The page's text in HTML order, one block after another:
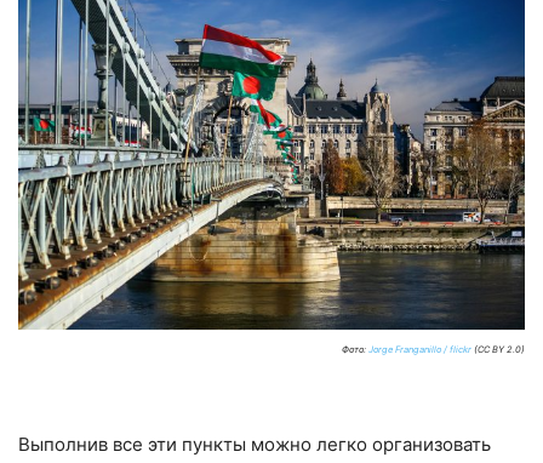
Фото: Jorge Franganillo / flickr (CC BY 2.0)
Выполнив все эти пункты можно легко организовать